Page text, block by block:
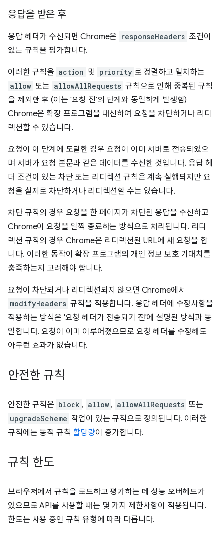
응답을 받은 후
응답 헤더가 수신되면 Chrome은 responseHeaders 조건이
있는 규칙을 평가합니다.
이러한 규칙을 action 및 priority 로 정렬하고 일치하는
allow 또는 allowAllRequests 규칙으로 인해 중복된 규칙
을 제외한 후 (이는 '요청 전'의 단계와 동일하게 발생함)
Chrome은 확장 프로그램을 대신하여 요청을 차단하거나 리디
렉션할 수 있습니다.
요청이 이 단계에 도달한 경우 요청이 이미 서버로 전송되었으
며 서버가 요청 본문과 같은 데이터를 수신한 것입니다. 응답 헤
더 조건이 있는 차단 또는 리디렉션 규칙은 계속 실행되지만 요
청을 실제로 차단하거나 리디렉션할 수는 없습니다.
차단 규칙의 경우 요청을 한 페이지가 차단된 응답을 수신하고
Chrome이 요청을 일찍 종료하는 방식으로 처리됩니다. 리디
렉션 규칙의 경우 Chrome은 리디렉션된 URL에 새 요청을 합
니다. 이러한 동작이 확장 프로그램의 개인 정보 보호 기대치를
충족하는지 고려해야 합니다.
요청이 차단되거나 리디렉션되지 않으면 Chrome에서
modifyHeaders 규칙을 적용합니다. 응답 헤더에 수정사항을
적용하는 방식은 '요청 헤더가 전송되기 전'에 설명된 방식과 동
일합니다. 요청이 이미 이루어졌으므로 요청 헤더를 수정해도
아무런 효과가 없습니다.
안전한 규칙
안전한 규칙은 block , allow , allowAllRequests 또는
upgradeScheme 작업이 있는 규칙으로 정의됩니다. 이러한
규칙에는 동적 규칙 할당량이 증가합니다.
규칙 한도
브라우저에서 규칙을 로드하고 평가하는 데 성능 오버헤드가
있으므로 API를 사용할 때는 몇 가지 제한사항이 적용됩니다.
한도는 사용 중인 규칙 유형에 따라 다릅니다.